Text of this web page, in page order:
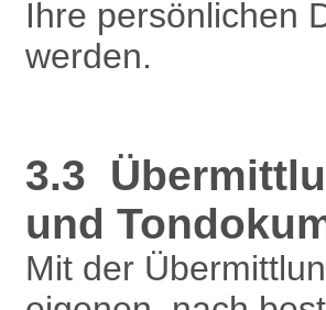
Ihre persönlichen
werden.
3.3
und
Mit der